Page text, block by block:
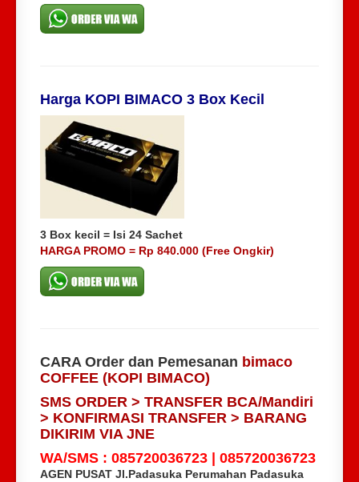
Harga KOPI BIMACO 3 Box Kecil
3 Box kecil = Isi 24 Sachet
HARGA PROMO = Rp 840.000 (Free Ongkir)
CARA Order dan Pemesanan bimaco
COFFEE (KOPI BIMACO)
SMS ORDER > TRANSFER BCA/Mandiri
> KONFIRMASI TRANSFER > BARANG
DIKIRIM VIA JNE
WA/SMS : 085720036723 | 085720036723
AGEN PUSAT Jl.Padasuka Perumahan Padasuka